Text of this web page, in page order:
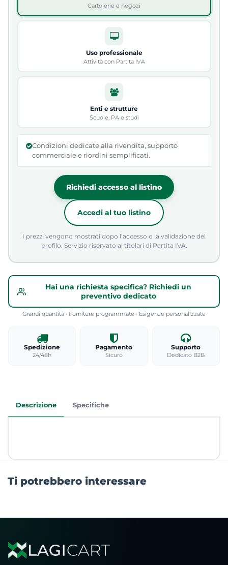
Cartolerie e negozi
Uso professionale
Attività con Partita IVA
Enti e strutture
Scuole, PA e studi
Condizioni dedicate alla rivendita, supporto
commerciale e riordini semplificati.
Richiedi accesso al listino
Accedi al tuo listino
I prezzi vengono mostrati dopo l’accesso o la validazione del
profilo. Servizio riservato ai titolari di Partita IVA.
Hai una richiesta specifica? Richiedi un
preventivo dedicato
Grandi quantità · Forniture programmate · Esigenze personalizzate
Spedizione
24/48h
Pagamento
Sicuro
Supporto
Dedicato B2B
Descrizione Specifiche
Ti potrebbero interessare